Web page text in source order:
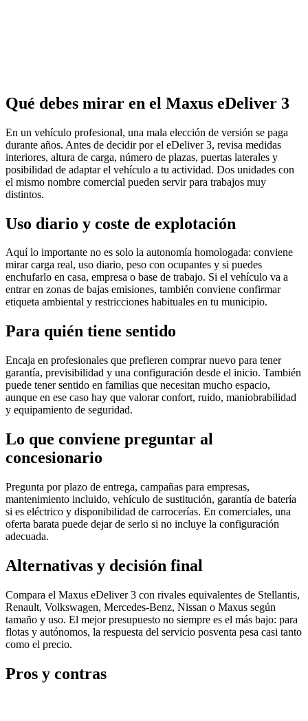
Qué debes mirar en el Maxus eDeliver 3
En un vehículo profesional, una mala elección de versión se paga
durante años. Antes de decidir por el eDeliver 3, revisa medidas
interiores, altura de carga, número de plazas, puertas laterales y
posibilidad de adaptar el vehículo a tu actividad. Dos unidades con
el mismo nombre comercial pueden servir para trabajos muy
distintos.
Uso diario y coste de explotación
Aquí lo importante no es solo la autonomía homologada: conviene
mirar carga real, uso diario, peso con ocupantes y si puedes
enchufarlo en casa, empresa o base de trabajo. Si el vehículo va a
entrar en zonas de bajas emisiones, también conviene confirmar
etiqueta ambiental y restricciones habituales en tu municipio.
Para quién tiene sentido
Encaja en profesionales que prefieren comprar nuevo para tener
garantía, previsibilidad y una configuración desde el inicio. También
puede tener sentido en familias que necesitan mucho espacio,
aunque en ese caso hay que valorar confort, ruido, maniobrabilidad
y equipamiento de seguridad.
Lo que conviene preguntar al
concesionario
Pregunta por plazo de entrega, campañas para empresas,
mantenimiento incluido, vehículo de sustitución, garantía de batería
si es eléctrico y disponibilidad de carrocerías. En comerciales, una
oferta barata puede dejar de serlo si no incluye la configuración
adecuada.
Alternativas y decisión final
Compara el Maxus eDeliver 3 con rivales equivalentes de Stellantis,
Renault, Volkswagen, Mercedes-Benz, Nissan o Maxus según
tamaño y uso. El mejor presupuesto no siempre es el más bajo: para
flotas y autónomos, la respuesta del servicio posventa pesa casi tanto
como el precio.
Pros y contras